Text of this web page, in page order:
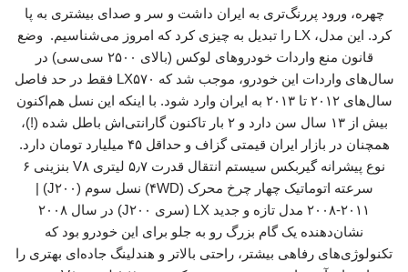
چهره، ورود پررنگ‌تری به ایران داشت و سر و صدای بیشتری به پا
کرد. این مدل، LX را تبدیل به چیزی کرد که امروز می‌شناسیم. وضع
قانون منع واردات خودروهای لوکس (بالای ۲۵۰۰ سی‌سی) در
سال‌های واردات این خودرو، موجب شد که LX۵۷۰ فقط در حد فاصل
سال‌های ۲۰۱۲ تا ۲۰۱۳ به ایران وارد شود. با اینکه این نسل هم‌اکنون
بیش از ۱۳ سال سن دارد و ۲ بار تاکنون گارانتی‌اش باطل شده (!)،
همچنان در بازار ایران قیمتی گزاف و حداقل ۴۵ میلیارد تومان دارد.
نوع پیشرانه گیربکس سیستم انتقال قدرت ۵٫۷ لیتری V۸ بنزینی ۶
سرعته اتوماتیک چهار چرخ محرک (۴WD) نسل سوم (J۲۰۰) |
۲۰۰۸-۲۰۱۱ مدل تازه و جدید LX (سری J۲۰۰) در سال ۲۰۰۸
نشان‌دهنده یک گام بزرگ رو به جلو برای این خودرو بود که
تکنولوژی‌های رفاهی بیشتر، راحتی بالاتر و هندلینگ جاده‌ای بهتری را